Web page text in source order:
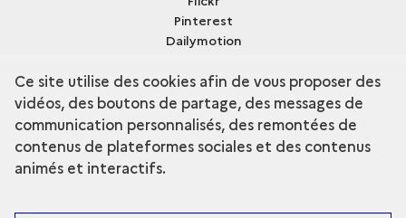
Pinterest
Dailymotion
Découvrir la collection
Ce site utilise des cookies afin de vous proposer des
vidéos, des boutons de partage, des messages de
communication personnalisés, des remontées de
contenus de plateformes sociales et des contenus
animés et interactifs.